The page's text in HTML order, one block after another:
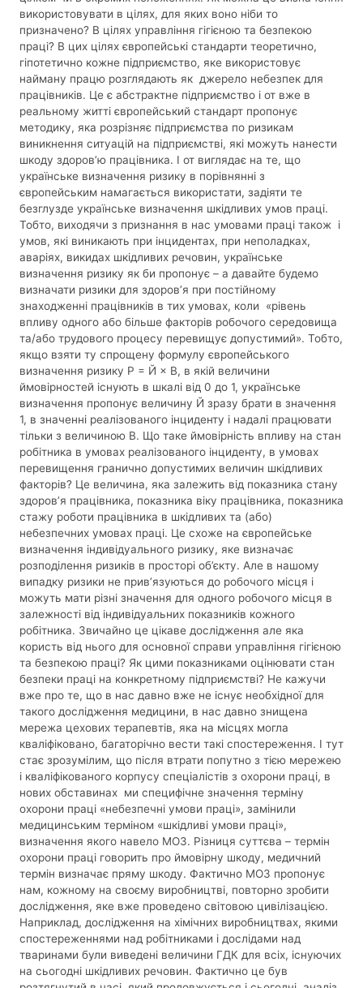
використовувати в цілях, для яких воно ніби то
призначено? В цілях управління гігієною та безпекою
праці? В цих цілях європейські стандарти теоретично,
гіпотетично кожне підприємство, яке використовує
найману працю розглядають як джерело небезпек для
працівників. Це є абстрактне підприємство і от вже в
реальному житті європейський стандарт пропонує
методику, яка розрізняє підприємства по ризикам
виникнення ситуацій на підприємстві, які можуть нанести
шкоду здоров’ю працівника. І от виглядає на те, що
українське визначення ризику в порівнянні з
європейським намагається використати, задіяти те
безглузде українське визначення шкідливих умов праці.
Тобто, виходячи з признання в нас умовами праці також і
умов, які виникають при інцидентах, при неполадках,
аваріях, викидах шкідливих речовин, українське
визначення ризику як би пропонує – а давайте будемо
визначати ризики для здоров’я при постійному
знаходженні працівників в тих умовах, коли «рівень
впливу одного або більше факторів робочого середовища
та/або трудового процесу перевищує допустимий». Тобто,
якщо взяти ту спрощену формулу європейського
визначення ризику Р = Й × В, в якій величини
ймовірностей існують в шкалі від 0 до 1, українське
визначення пропонує величину Й зразу брати в значення
1, в значенні реалізованого інциденту і надалі працювати
тільки з величиною В. Що таке ймовірність впливу на стан
робітника в умовах реалізованого інциденту, в умовах
перевищення гранично допустимих величин шкідливих
факторів? Це величина, яка залежить від показника стану
здоров’я працівника, показника віку працівника, показника
стажу роботи працівника в шкідливих та (або)
небезпечних умовах праці. Це схоже на європейське
визначення індивідуального ризику, яке визначає
розподілення ризиків в просторі об’єкту. Але в нашому
випадку ризики не прив’язуються до робочого місця і
можуть мати різні значення для одного робочого місця в
залежності від індивідуальних показників кожного
робітника. Звичайно це цікаве дослідження але яка
користь від нього для основної справи управління гігієною
та безпекою праці? Як цими показниками оцінювати стан
безпеки праці на конкретному підприємстві? Не кажучи
вже про те, що в нас давно вже не існує необхідної для
такого дослідження медицини, в нас давно знищена
мережа цехових терапевтів, яка на місцях могла
кваліфіковано, багаторічно вести такі спостереження. І тут
стає зрозумілим, що після втрати попутно з тією мережею
і кваліфікованого корпусу спеціалістів з охорони праці, в
нових обставинах ми специфічне значення терміну
охорони праці «небезпечні умови праці», замінили
медицинським терміном «шкідливі умови праці»,
визначення якого навело МОЗ. Різниця суттєва – термін
охорони праці говорить про ймовірну шкоду, медичний
термін визначає пряму шкоду. Фактично МОЗ пропонує
нам, кожному на своєму виробництві, повторно зробити
дослідження, яке вже проведено світовою цивілізацією.
Наприклад, дослідження на хімічних виробництвах, якими
спостереженнями над робітниками і дослідами над
тваринами були виведені величини ГДК для всіх, існуючих
на сьогодні шкідливих речовин. Фактично це був